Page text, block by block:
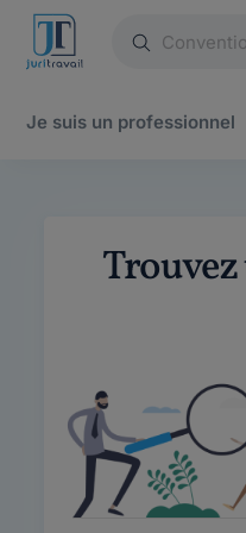
Je suis un professionnel